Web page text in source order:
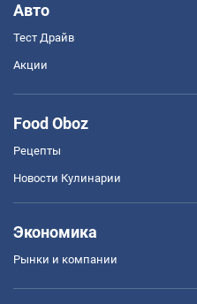
Авто
Тест Драйв
Акции
Food Oboz
Рецепты
Новости Кулинарии
Экономика
Рынки и компании